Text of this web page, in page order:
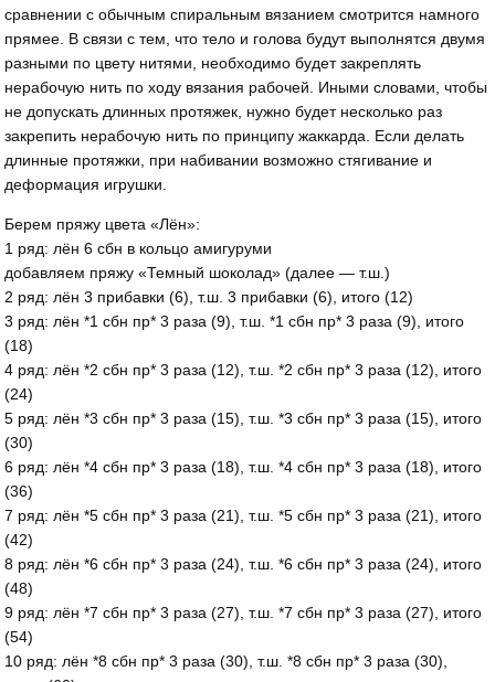
сравнении с обычным спиральным вязанием смотрится намного
прямее. В связи с тем, что тело и голова будут выполнятся двумя
разными по цвету нитями, необходимо будет закреплять
нерабочую нить по ходу вязания рабочей. Иными словами, чтобы
не допускать длинных протяжек, нужно будет несколько раз
закрепить нерабочую нить по принципу жаккарда. Если делать
длинные протяжки, при набивании возможно стягивание и
деформация игрушки.
Берем пряжу цвета «Лён»:
1 ряд: лён 6 сбн в кольцо амигуруми
добавляем пряжу «Темный шоколад» (далее — т.ш.)
2 ряд: лён 3 прибавки (6), т.ш. 3 прибавки (6), итого (12)
3 ряд: лён *1 сбн пр* 3 раза (9), т.ш. *1 сбн пр* 3 раза (9), итого
(18)
4 ряд: лён *2 сбн пр* 3 раза (12), т.ш. *2 сбн пр* 3 раза (12), итого
(24)
5 ряд: лён *3 сбн пр* 3 раза (15), т.ш. *3 сбн пр* 3 раза (15), итого
(30)
6 ряд: лён *4 сбн пр* 3 раза (18), т.ш. *4 сбн пр* 3 раза (18), итого
(36)
7 ряд: лён *5 сбн пр* 3 раза (21), т.ш. *5 сбн пр* 3 раза (21), итого
(42)
8 ряд: лён *6 сбн пр* 3 раза (24), т.ш. *6 сбн пр* 3 раза (24), итого
(48)
9 ряд: лён *7 сбн пр* 3 раза (27), т.ш. *7 сбн пр* 3 раза (27), итого
(54)
10 ряд: лён *8 сбн пр* 3 раза (30), т.ш. *8 сбн пр* 3 раза (30),